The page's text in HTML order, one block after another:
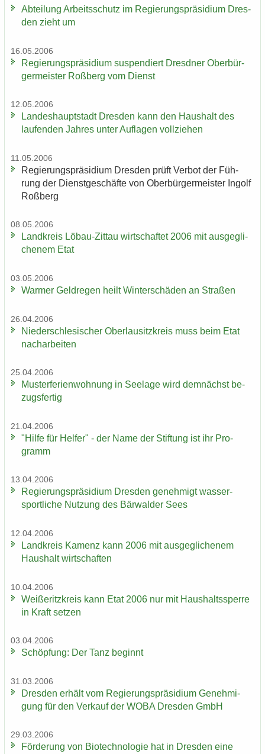
Ab­tei­lung Ar­beits­schutz im Re­gie­rungs­prä­si­di­um Dres­
den zieht um
16.05.2006
Re­gie­rungs­prä­si­di­um sus­pen­diert Dresd­ner Ober­bür­
ger­meis­ter Roß­berg vom Dienst
12.05.2006
Lan­des­haupt­stadt Dres­den kann den Haus­halt des
lau­fen­den Jah­res unter Auf­la­gen voll­zie­hen
11.05.2006
Re­gie­rungs­prä­si­di­um Dres­den prüft Ver­bot der Füh­
rung der Dienst­ge­schäf­te von Ober­bür­ger­meis­ter In­golf
Roß­berg
08.05.2006
Land­kreis Löbau-​Zittau wirt­schaf­tet 2006 mit aus­ge­gli­
che­nem Etat
03.05.2006
War­mer Geld­re­gen heilt Win­ter­schä­den an Stra­ßen
26.04.2006
Nie­der­schle­si­scher Ober­lau­sitz­kreis muss beim Etat
nach­ar­bei­ten
25.04.2006
Mus­ter­fe­ri­en­woh­nung in See­la­ge wird dem­nächst be­
zugs­fer­tig
21.04.2006
"Hilfe für Hel­fer" - der Name der Stif­tung ist ihr Pro­
gramm
13.04.2006
Re­gie­rungs­prä­si­di­um Dres­den ge­neh­migt was­ser­
sport­li­che Nut­zung des Bär­wal­der Sees
12.04.2006
Land­kreis Ka­menz kann 2006 mit aus­ge­gli­che­nem
Haus­halt wirt­schaf­ten
10.04.2006
Wei­ße­ritz­kreis kann Etat 2006 nur mit Haus­halts­sper­re
in Kraft set­zen
03.04.2006
Schöp­fung: Der Tanz be­ginnt
31.03.2006
Dres­den er­hält vom Re­gie­rungs­prä­si­di­um Ge­neh­mi­
gung für den Ver­kauf der WOBA Dres­den GmbH
29.03.2006
För­de­rung von Bio­tech­no­lo­gie hat in Dres­den eine